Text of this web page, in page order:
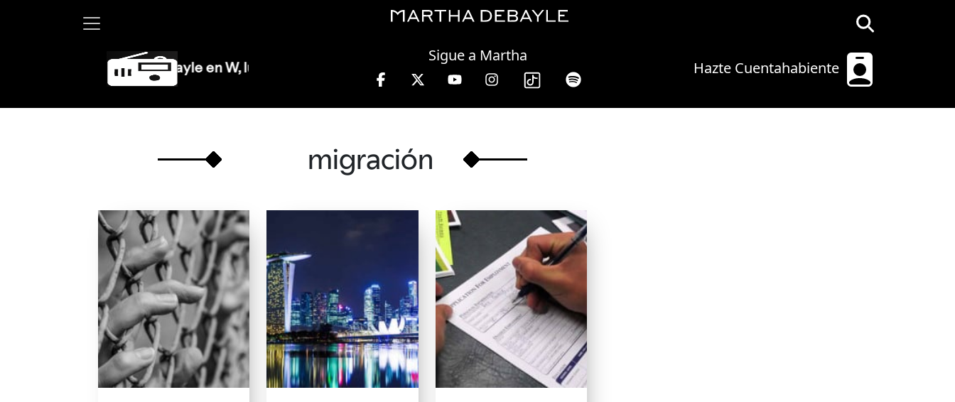
Hazte Cuentahabiente
Sigue a Martha
Martha Debayle en W, lunes a viernes de 10 a 13 hrs.
migración